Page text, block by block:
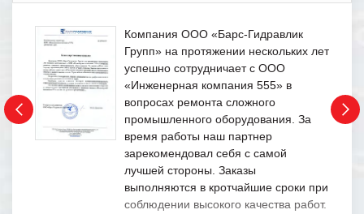
Компания ООО «Барс-Гидравлик
Групп» на протяжении нескольких лет
успешно сотрудничает с ООО
«Инженерная компания 555» в
вопросах ремонта сложного
промышленного оборудования. За
время работы наш партнер
зарекомендовал себя с самой
лучшей стороны. Заказы
выполняются в кротчайшие сроки при
соблюдении высокого качества работ.